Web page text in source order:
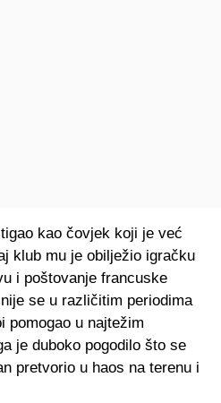
kao čovjek koji je već
klub mu je obilježio igračku
i poštovanje francuske
se u različitim periodima
pomogao u najtežim
je duboko pogodilo što se
pretvorio u haos na terenu i